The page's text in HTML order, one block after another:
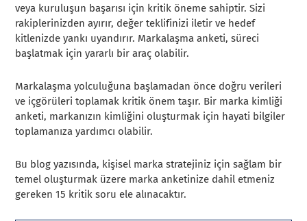
veya kuruluşun başarısı için kritik öneme sahiptir. Sizi
rakiplerinizden ayırır, değer teklifinizi iletir ve hedef
kitlenizde yankı uyandırır. Markalaşma anketi, süreci
başlatmak için yararlı bir araç olabilir.
Markalaşma yolculuğuna başlamadan önce doğru verileri
ve içgörüleri toplamak kritik önem taşır. Bir marka kimliği
anketi, markanızın kimliğini oluşturmak için hayati bilgiler
toplamanıza yardımcı olabilir.
Bu blog yazısında, kişisel marka stratejiniz için sağlam bir
temel oluşturmak üzere marka anketinize dahil etmeniz
gereken 15 kritik soru ele alınacaktır.